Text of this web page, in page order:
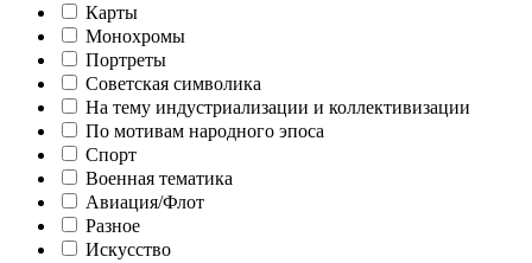
Карты
Монохромы
Портреты
Советская символика
На тему индустриализации и коллективизации
По мотивам народного эпоса
Спорт
Военная тематика
Авиация/Флот
Разное
Искусство